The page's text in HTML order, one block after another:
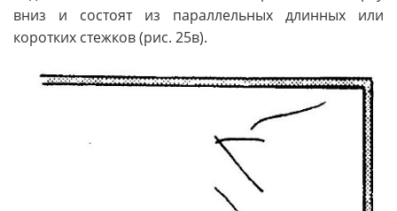
вниз и состоят из параллельных длинных или
коротких стежков (рис. 25в).